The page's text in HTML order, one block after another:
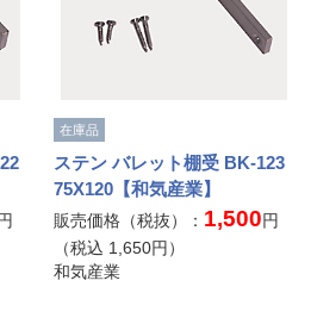
在庫品
ステン バレット棚受 BK-123
75X120【和気産業】
販売価格（税抜）： 1,500円
（税込 1,650円）
和気産業